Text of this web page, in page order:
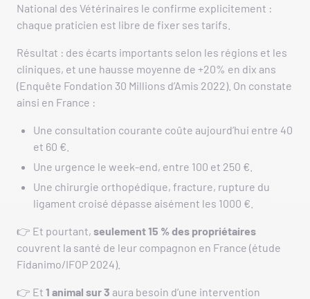
National des Vétérinaires le confirme explicitement :
chaque praticien est libre de fixer ses tarifs.
Résultat : des écarts importants selon les régions et les
cliniques, et une hausse moyenne de +20% en dix ans
(Enquête Fondation 30 Millions d’Amis 2022). On constate
ainsi en France :
Une consultation courante coûte aujourd’hui entre 40
et 60 €.
Une urgence le week-end, entre 100 et 250 €.
Une chirurgie orthopédique, fracture, rupture du
ligament croisé dépasse aisément les 1000 €.
👉 Et pourtant, seulement 15 % des propriétaires
couvrent la santé de leur compagnon en France (étude
Fidanimo/IFOP 2024).
👉 Et 1 animal sur 3 aura besoin d’une intervention